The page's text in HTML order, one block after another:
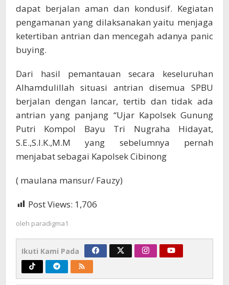
dapat berjalan aman dan kondusif. Kegiatan
pengamanan yang dilaksanakan yaitu menjaga
ketertiban antrian dan mencegah adanya panic
buying.
Dari hasil pemantauan secara keseluruhan
Alhamdulillah situasi antrian disemua SPBU
berjalan dengan lancar, tertib dan tidak ada
antrian yang panjang “Ujar Kapolsek Gunung
Putri Kompol Bayu Tri Nugraha Hidayat,
S.E.,S.I.K.,M.M yang sebelumnya pernah
menjabat sebagai Kapolsek Cibinong
( maulana mansur/ Fauzy)
Post Views: 1,706
oleh paradigma1
Ikuti Kami Pada